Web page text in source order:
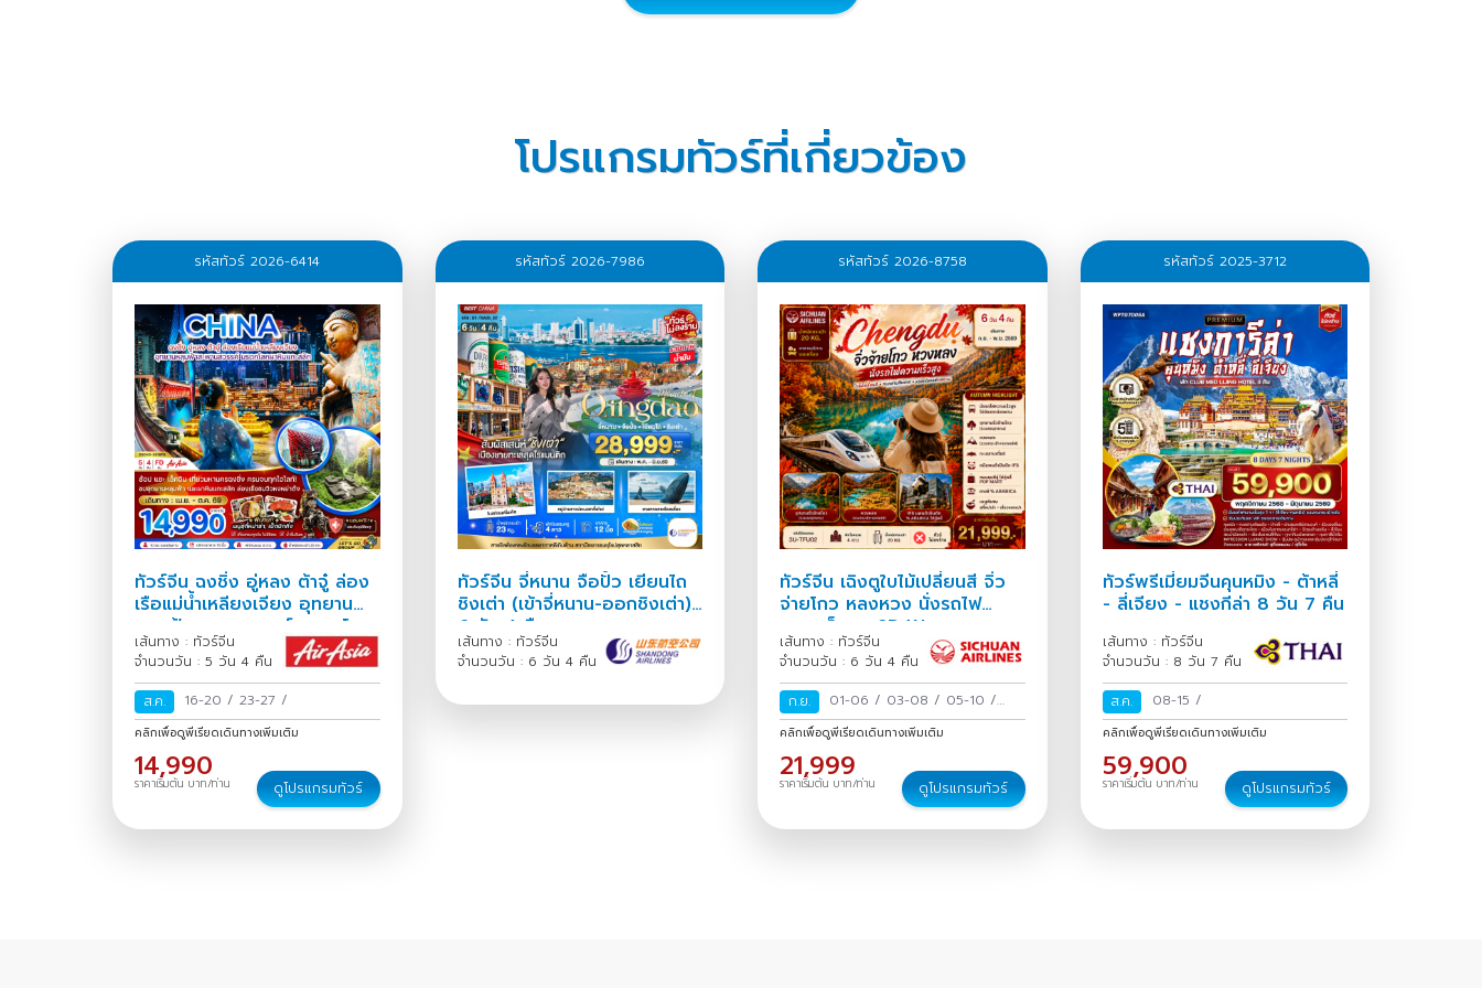
โปรแกรมทัวร์ที่เกี่ยวข้อง
รหัสทัวร์ 2026-6414
ทัวร์จีน ฉงชิ่ง อู่หลง ต้าจู๋ ล่อง
เรือแม่น้ำเหลียงเจียง อุทยาน
หลุมฟ้าสะพานสวรรค์ มรดกโลก
ผาหินแกะสลัก
เส้นทาง : ทัวร์จีน
จำนวนวัน : 5 วัน 4 คืน
ส.ค.
16-20 / 23-27 /
คลิกเพื่อดูพีเรียดเดินทางเพิ่มเติม
14,990
ราคาเริ่มต้น บาท/ท่าน ดูโปรแกรมทัวร์
รหัสทัวร์ 2026-7986
ทัวร์จีน จี่หนาน จือปั๋ว เยียนไถ
ชิงเต่า (เข้าจี่หนาน-ออกชิงเต่า)
6 วัน 4 คืน
เส้นทาง : ทัวร์จีน
จำนวนวัน : 6 วัน 4 คืน
รหัสทัวร์ 2026-8758
ทัวร์จีน เฉิงตูใบไม้เปลี่ยนสี จิ่ว
จ่ายโกว หลงหวง นั่งรถไฟ
ความเร็วสูง 6D4N
เส้นทาง : ทัวร์จีน
จำนวนวัน : 6 วัน 4 คืน
ก.ย.
01-06 / 03-08 / 05-10 /
08-13/10-15/12-17/15-20
29/ 26 ก.ย.-01 ต.ค./29
ก.ย.-04 ต.ค./
คลิกเพื่อดูพีเรียดเดินทางเพิ่มเติม
21,999
ราคาเริ่มต้น บาท/ท่าน ดูโปรแกรมทัวร์
รหัสทัวร์ 2025-3712
ทัวร์พรีเมี่ยมจีนคุนหมิง - ต้าหลี่
- ลี่เจียง - แชงกีล่า 8 วัน 7 คืน
เส้นทาง : ทัวร์จีน
จำนวนวัน : 8 วัน 7 คืน
ส.ค.
08-15 /
คลิกเพื่อดูพีเรียดเดินทางเพิ่มเติม
59,900
ราคาเริ่มต้น บาท/ท่าน ดูโปรแกรมทัวร์